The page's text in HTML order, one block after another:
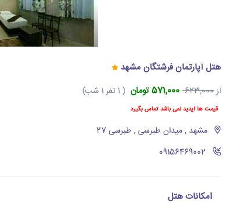
هتل آپارتمان فرشتگان مشهد
از623,000 571,000 تومان ( 1 نفر 1 شب)
قیمت ها آپدید نمی باشد تماس بگیرد
مشهد , میدان طبرسی , طبرسی 27
‪09156469002‬
امکانات هتل